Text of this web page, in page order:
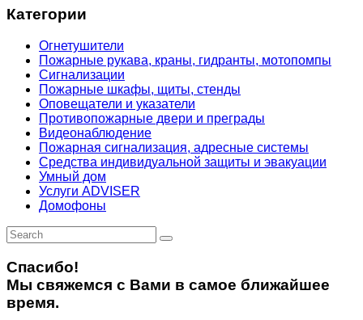
Категории
Огнетушители
Пожарные рукава, краны, гидранты, мотопомпы
Сигнализации
Пожарные шкафы, щиты, стенды
Оповещатели и указатели
Противопожарные двери и преграды
Видеонаблюдение
Пожарная сигнализация, адресные системы
Средства индивидуальной защиты и эвакуации
Умный дом
Услуги ADVISER
Домофоны
Спасибо!
Мы свяжемся с Вами в самое ближайшее
время.